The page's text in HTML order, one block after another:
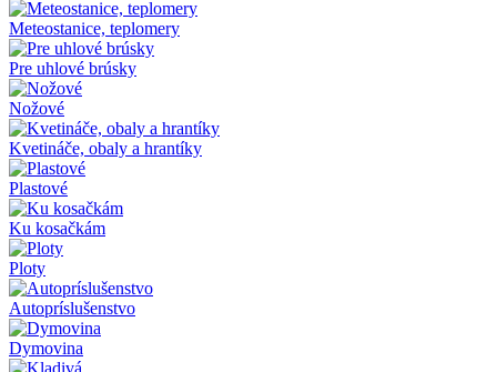
Meteostanice, teplomery
Pre uhlové brúsky
Nožové
Kvetináče, obaly a hrantíky
Plastové
Ku kosačkám
Ploty
Autopríslušenstvo
Dymovina